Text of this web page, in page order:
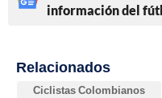
información del
Relacionados
Ciclistas Colombianos